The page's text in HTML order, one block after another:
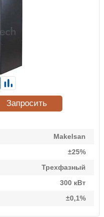
Makelsan
±25%
Трехфазный
300 кВт
±0,1%
Запросить